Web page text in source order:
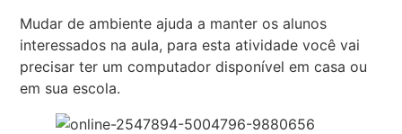
Mudar de ambiente ajuda a manter os alunos
interessados na aula, para esta atividade você vai
precisar ter um computador disponível em casa ou
em sua escola.